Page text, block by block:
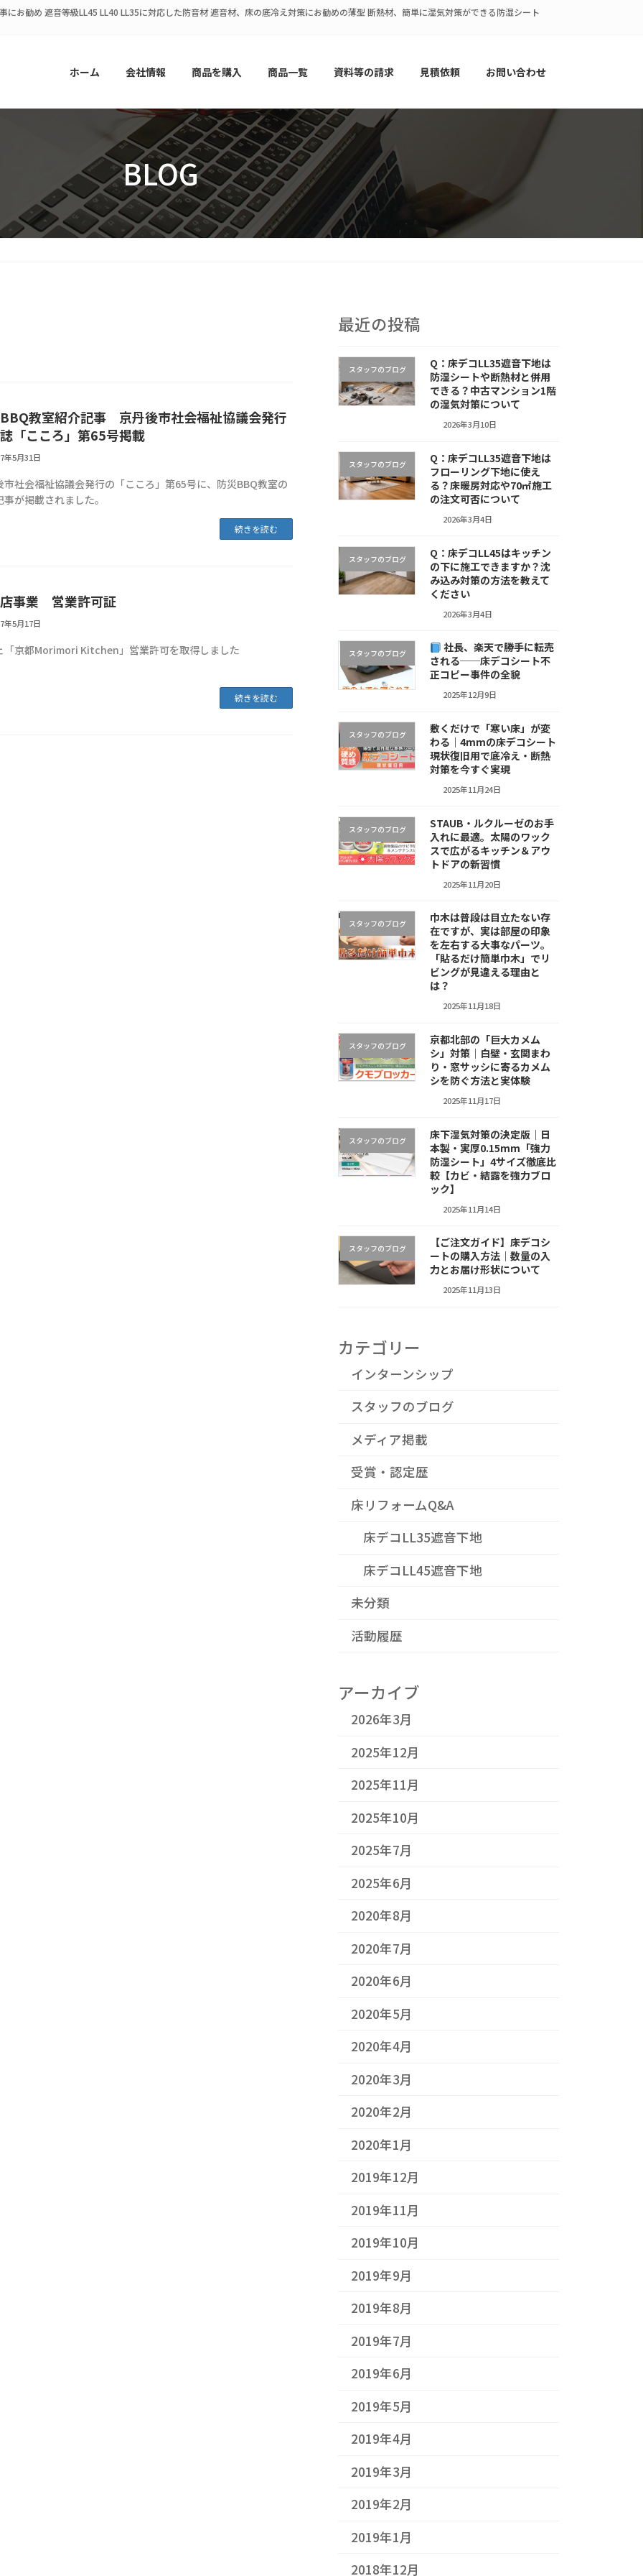
お勧め 遮音等級LL45 LL40 LL35に対応した防音材 遮音材、床の底冷え対策にお勧めの薄型 断熱材、簡単に湿気対策ができる防湿シート
ホーム 会社情報 商品を購入 商品一覧 資料等の請求 見積依頼 お問い合わせ
BLOG
教室紹介記事 京丹後市社会福祉協議会発行
「こころ」第65号掲載
年5月31日
市社会福祉協議会発行の「こころ」第65号に、防災BBQ教室の
が掲載されました。
続きを読む
事業 営業許可証
年5月17日
「京都Morimori Kitchen」営業許可を取得しました
続きを読む
最近の投稿
スタッフのブログ
Q：床デコLL35遮音下地は
防湿シートや断熱材と併用
できる？中古マンション1階
の湿気対策について
2026年3月10日
スタッフのブログ
Q：床デコLL35遮音下地は
フローリング下地に使え
る？床暖房対応や70㎡施工
の注文可否について
2026年3月4日
スタッフのブログ
Q：床デコLL45はキッチン
の下に施工できますか？沈
み込み対策の方法を教えて
ください
2026年3月4日
スタッフのブログ
社長、楽天で勝手に転売
される──床デコシート不
正コピー事件の全貌
2025年12月9日
スタッフのブログ
敷くだけで「寒い床」が変
わる｜4mmの床デコシート
現状復旧用で底冷え・断熱
対策を今すぐ実現
2025年11月24日
スタッフのブログ
STAUB・ルクルーゼのお手
入れに最適。太陽のワック
スで広がるキッチン＆アウ
トドアの新習慣
2025年11月20日
スタッフのブログ
巾木は普段は目立たない存
在ですが、実は部屋の印象
を左右する大事なパーツ。
「貼るだけ簡単巾木」でリ
ビングが見違える理由と
は？
2025年11月18日
スタッフのブログ
京都北部の「巨大カメム
シ」対策｜白壁・玄関まわ
り・窓サッシに寄るカメム
シを防ぐ方法と実体験
2025年11月17日
スタッフのブログ
床下湿気対策の決定版｜日
本製・実厚0.15mm「強力
防湿シート」4サイズ徹底比
較【カビ・結露を強力ブロ
ック】
2025年11月14日
スタッフのブログ
【ご注文ガイド】床デコシ
ートの購入方法｜数量の入
力とお届け形状について
2025年11月13日
カテゴリー
インターンシップ
スタッフのブログ
メディア掲載
受賞・認定歴
床リフォームQ&A
床デコLL35遮音下地
床デコLL45遮音下地
未分類
活動履歴
アーカイブ
2026年3月
2025年12月
2025年11月
2025年10月
2025年7月
2025年6月
2020年8月
2020年7月
2020年6月
2020年5月
2020年4月
2020年3月
2020年2月
2020年1月
2019年12月
2019年11月
2019年10月
2019年9月
2019年8月
2019年7月
2019年6月
2019年5月
2019年4月
2019年3月
2019年2月
2019年1月
2018年12月